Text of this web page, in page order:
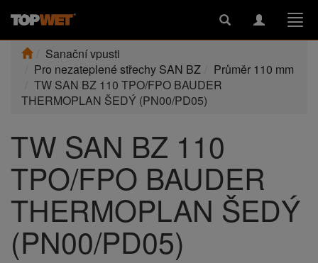
Toggle
Toggle
Sanační vpusti
Pro nezateplené střechy SAN BZ
Průměr 110 mm
TW SAN BZ 110 TPO/FPO BAUDER
THERMOPLAN ŠEDÝ (PN00/PD05)
TW SAN BZ 110
TPO/FPO BAUDER
THERMOPLAN ŠEDÝ
(PN00/PD05)